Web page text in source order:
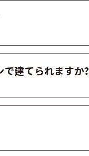
建てられますか?